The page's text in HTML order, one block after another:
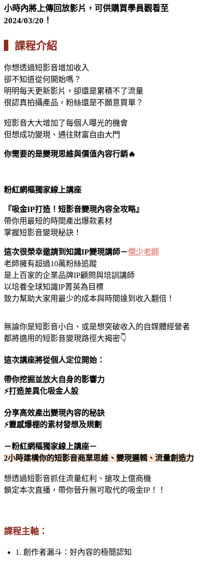
小時內將上傳回放影片，可供購買學員觀看至
2024/03/20！
▍課程介紹
你想透過短影音增加收入
卻不知道從何開始嗎？
明明每天更新影片，卻還是累積不了流量
很認真拍攝產品，粉絲還是不願意買單？
短影音大大增加了每個人曝光的機會
但想成功變現、通往財富自由大門
你需要的是變現思維與價值內容行銷🔥
粉紅網樞獨家線上講座
『吸金IP打造！短影音變現內容全攻略』
帶你用最短的時間產出爆款素材
掌握短影音變現秘訣！
這次很榮幸邀請到知識IP變現講師－傑少老師
老師擁有超過10萬粉絲追蹤
是上百家的企業品牌IP顧問與培訓講師
以培養全球知識IP菁英為目標
致力幫助大家用最少的成本與時間達到收入翻倍！
無論你是短影音小白、或是想突破收入的自媒體經營者
都將適用的短影音變現路徑大揭密👇
這次講座將從個人定位開始：
帶你挖掘並放大自身的影響力
⚡打造差異化吸金人設
分享高效產出變現內容的秘訣
⚡靈感爆棚的素材發想及規劃
－粉紅網樞獨家線上講座－
2小時建構你的短影音商業思維、變現邏輯、流量創造力
想透過短影音抓住流量紅利、搶攻上億商機
鎖定本次直播，帶你晉升無可取代的吸金IP！！
課程主軸：
1. 創作者漏斗：好內容的極簡認知